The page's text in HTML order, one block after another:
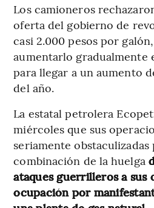
Los camioneros
oferta del gobierno de
casi 2.000 pesos por
aumentarlo gradualmente
para llegar a un aumento
del año.
La estatal petrolera
miércoles que sus
seriamente obstaculizadas
combinación de la huelga
ataques guerrilleros a sus
ocupación por